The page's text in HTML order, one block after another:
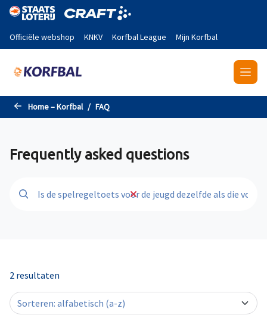
Naar de hoofdinhoud gaan
Officiële webshop KNKV Korfbal League Mijn Korfbal
Home – Korfbal FAQ
Frequently asked questions
2 resultaten